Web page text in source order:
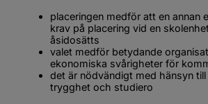
placeringen medför att en annan
krav på placering vid en
åsidosätts
valet medför betydande
ekonomiska svårigheter för
det är nödvändigt med hänsyn
trygghet och studiero